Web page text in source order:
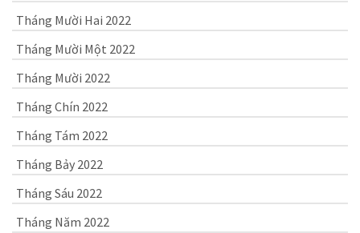
Tháng Mười Hai 2022
Tháng Mười Một 2022
Tháng Mười 2022
Tháng Chín 2022
Tháng Tám 2022
Tháng Bảy 2022
Tháng Sáu 2022
Tháng Năm 2022